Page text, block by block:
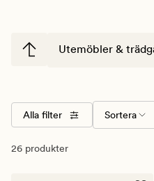
möbler i hemmet soffor,
Utemöbler &
Alla filter Sortera
26 produkter